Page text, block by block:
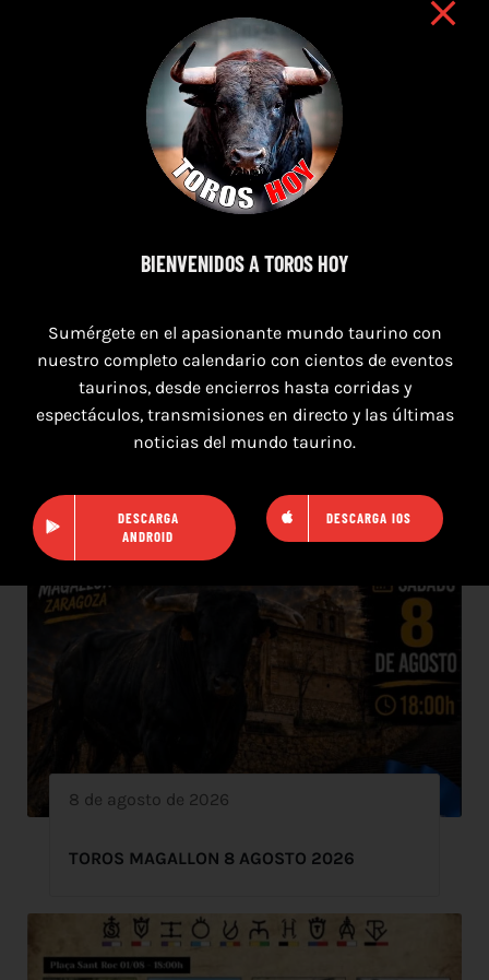
CASTELLÓN DEL 8 AL 10 DE AGOSTO 2026
8 de agosto de 2026
TOROS MAGALLON 8 AGOSTO 2026
BIENVENIDOS A TOROS HOY
Sumérgete en el apasionante mundo taurino con
nuestro completo calendario con cientos de eventos
taurinos, desde encierros hasta corridas y
espectáculos, transmisiones en directo y las últimas
noticias del mundo taurino.
DESCARGA
ANDROID
DESCARGA IOS